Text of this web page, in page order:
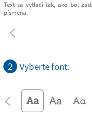
Text sa vytlačí tak, ako bol
písmena.
2 Vyberte font: